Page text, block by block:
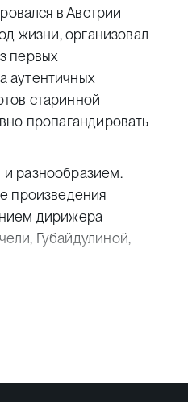
в Австрии
жизни, организовал
первых
аутентичных
старинной
пропагандировать
и разнообразием.
произведения
дирижера
Губайдулиной,
Шуберт,
оркестром им.